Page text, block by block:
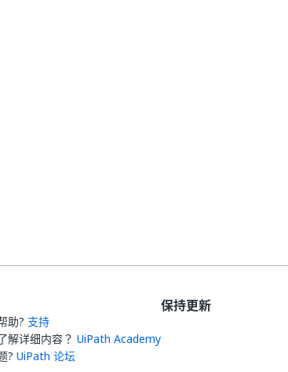
助? 支持
解详细内容？ UiPath Academy
? UiPath 论坛
保持更新